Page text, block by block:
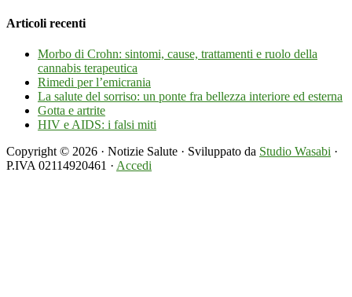
Articoli recenti
Morbo di Crohn: sintomi, cause, trattamenti e ruolo della
cannabis terapeutica
Rimedi per l’emicrania
La salute del sorriso: un ponte fra bellezza interiore ed esterna
Gotta e artrite
HIV e AIDS: i falsi miti
Copyright © 2026 · Notizie Salute · Sviluppato da Studio Wasabi ·
P.IVA 02114920461 · Accedi